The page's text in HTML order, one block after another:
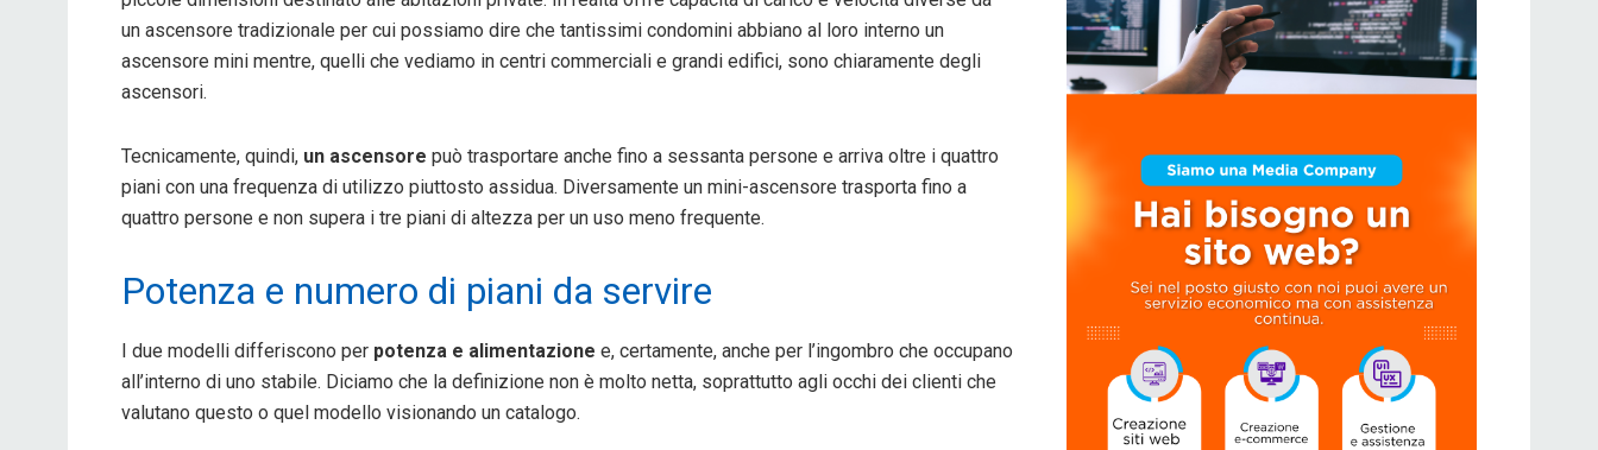
un ascensore tradizionale per cui possiamo dire che tantissimi condomini abbiano al loro interno un
ascensore mini mentre, quelli che vediamo in centri commerciali e grandi edifici, sono chiaramente degli
ascensori.
Tecnicamente, quindi, un ascensore può trasportare anche fino a sessanta persone e arriva oltre i quattro
piani con una frequenza di utilizzo piuttosto assidua. Diversamente un mini-ascensore trasporta fino a
quattro persone e non supera i tre piani di altezza per un uso meno frequente.
Potenza e numero di piani da servire
I due modelli differiscono per potenza e alimentazione e, certamente, anche per l’ingombro che occupano
all’interno di uno stabile. Diciamo che la definizione non è molto netta, soprattutto agli occhi dei clienti che
valutano questo o quel modello visionando un catalogo.